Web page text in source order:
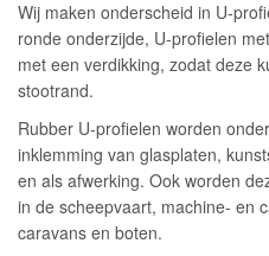
Wij maken onderscheid in U-
ronde onderzijde, U-profielen
met een verdikking, zodat deze
stootrand.
Rubber U-profielen worden
inklemming van glasplaten,
en als afwerking. Ook worden
in de scheepvaart, machine- en
caravans en boten.